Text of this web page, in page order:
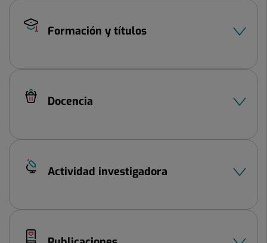
Formación y títulos
Docencia
Actividad investigadora